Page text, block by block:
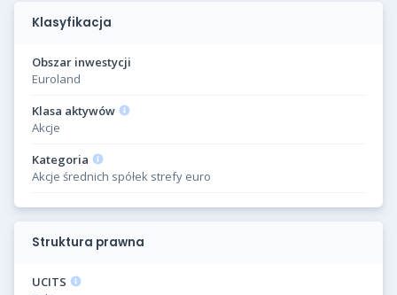
Klasyfikacja
Obszar inwestycji
Euroland
Klasa aktywów
Akcje
Kategoria
Akcje średnich spółek strefy euro
Struktura prawna
UCITS